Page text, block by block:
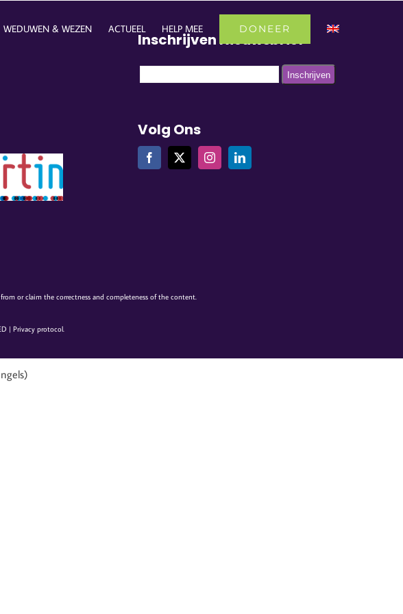
WEDUWEN & WEZEN ACTUEEL HELP MEE DONEER
Inschrijven Nieuwsbrief
Volg Ons
or claim the correctness and completeness of the content.
| Privacy protocol.
)